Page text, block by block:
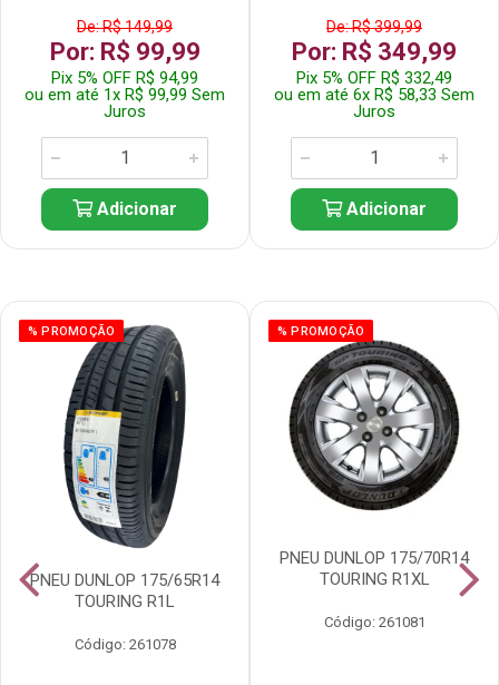
De: R$ 149,99
Por: R$ 99,99
Pix 5% OFF R$ 94,99
ou em até 1x R$ 99,99 Sem
Juros
Adicionar
De: R$ 399,99
Por: R$ 349,99
Pix 5% OFF R$ 332,49
ou em até 6x R$ 58,33 Sem
Juros
Adicionar
% PROMOÇÃO
PNEU DUNLOP 175/65R14
TOURING R1L
Código: 261078
% PROMOÇÃO
PNEU DUNLOP 175/70R14
TOURING R1XL
Código: 261081